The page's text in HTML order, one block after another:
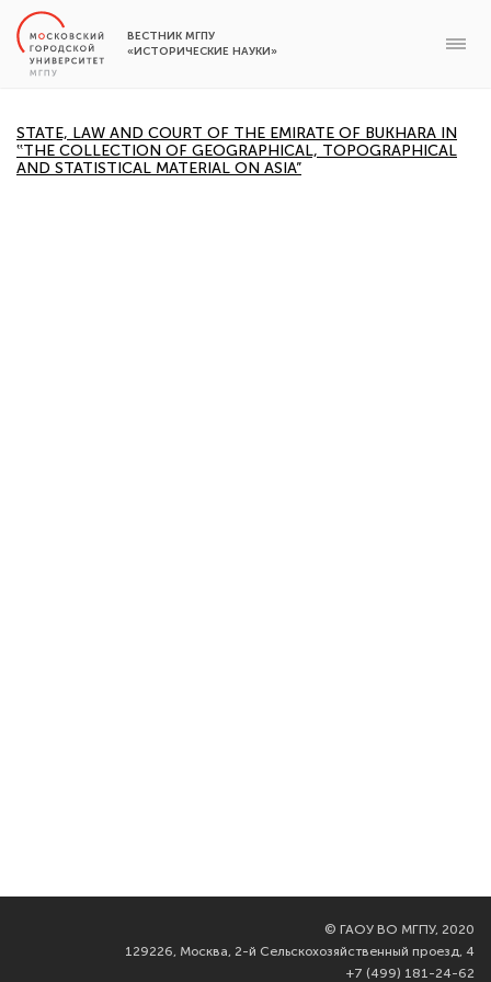
ВЕСТНИК МГПУ
«ИСТОРИЧЕСКИЕ НАУКИ»
STATE, LAW AND COURT OF THE EMIRATE OF BUKHARA IN
‟THE COLLECTION OF GEOGRAPHICAL, TOPOGRAPHICAL
AND STATISTICAL MATERIAL ON ASIA”
© ГАОУ ВО МГПУ, 2020
129226, Москва, 2-й Сельскохозяйственный проезд, 4
+7 (499) 181-24-62